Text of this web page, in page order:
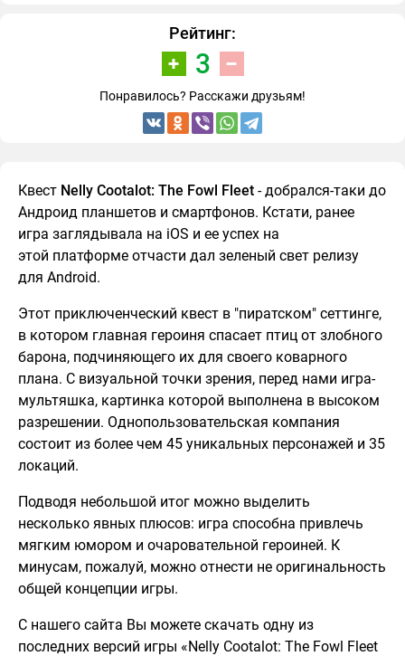
Рейтинг:
3
Понравилось? Расскажи друзьям!
Квест Nelly Cootalot: The Fowl Fleet - добрался-таки до
Андроид планшетов и смартфонов. Кстати, ранее
игра заглядывала на iOS и ее успех на
этой платформе отчасти дал зеленый свет релизу
для Android.
Этот приключенческий квест в "пиратском" сеттинге,
в котором главная героиня спасает птиц от злобного
барона, подчиняющего их для своего коварного
плана. С визуальной точки зрения, перед нами игра-
мультяшка, картинка которой выполнена в высоком
разрешении. Однопользовательская компания
состоит из более чем 45 уникальных персонажей и 35
локаций.
Подводя небольшой итог можно выделить
несколько явных плюсов: игра способна привлечь
мягким юмором и очаровательной героиней. К
минусам, пожалуй, можно отнести не оригинальность
общей концепции игры.
С нашего сайта Вы можете скачать одну из
последних версий игры «Nelly Cootalot: The Fowl Fleet